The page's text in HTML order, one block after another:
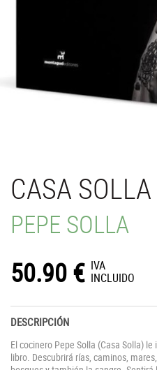
CASA SOLLA
PEPE SOLLA
50.90 €
IVA
INCLUIDO
DESCRIPCIÓN
El cocinero Pepe Solla (Casa Solla)
libro. Descubrirá rías, caminos,